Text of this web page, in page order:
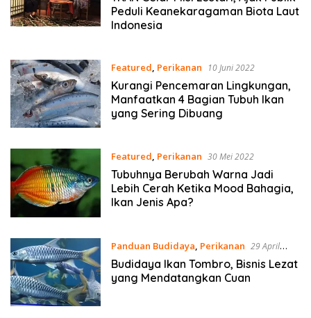
Peduli Keanekaragaman Biota Laut
Indonesia
Featured, Perikanan 10 Juni 2022
Kurangi Pencemaran Lingkungan,
Manfaatkan 4 Bagian Tubuh Ikan
yang Sering Dibuang
Featured, Perikanan 30 Mei 2022
Tubuhnya Berubah Warna Jadi
Lebih Cerah Ketika Mood Bahagia,
Ikan Jenis Apa?
Panduan Budidaya, Perikanan 29 April
2022
Budidaya Ikan Tombro, Bisnis Lezat
yang Mendatangkan Cuan